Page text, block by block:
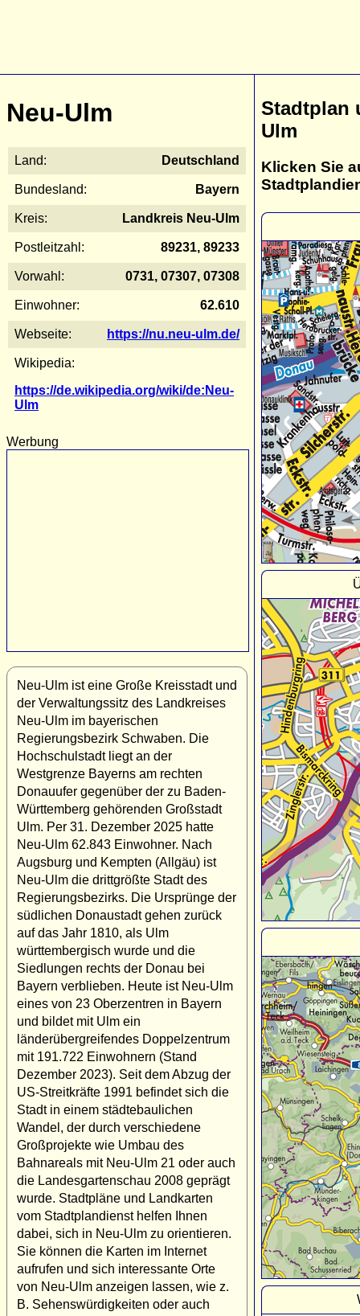
Neu-Ulm
Land: Deutschland
Bundesland: Bayern
Kreis: Landkreis Neu-Ulm
Postleitzahl: 89231, 89233
Vorwahl: 0731, 07307, 07308
Einwohner: 62.610
Webseite: https://nu.neu-ulm.de/
Wikipedia:
https://de.wikipedia.org/wiki/de:Neu-
Ulm
Werbung
Neu-Ulm ist eine Große Kreisstadt und
der Verwaltungssitz des Landkreises
Neu-Ulm im bayerischen
Regierungsbezirk Schwaben. Die
Hochschulstadt liegt an der
Westgrenze Bayerns am rechten
Donauufer gegenüber der zu Baden-
Württemberg gehörenden Großstadt
Ulm. Per 31. Dezember 2025 hatte
Neu-Ulm 62.843 Einwohner. Nach
Augsburg und Kempten (Allgäu) ist
Neu-Ulm die drittgrößte Stadt des
Regierungsbezirks. Die Ursprünge der
südlichen Donaustadt gehen zurück
auf das Jahr 1810, als Ulm
württembergisch wurde und die
Siedlungen rechts der Donau bei
Bayern verblieben. Heute ist Neu-Ulm
eines von 23 Oberzentren in Bayern
und bildet mit Ulm ein
länderübergreifendes Doppelzentrum
mit 191.722 Einwohnern (Stand
Dezember 2023). Seit dem Abzug der
US-Streitkräfte 1991 befindet sich die
Stadt in einem städtebaulichen
Wandel, der durch verschiedene
Großprojekte wie Umbau des
Bahnareals mit Neu-Ulm 21 oder auch
die Landesgartenschau 2008 geprägt
wurde. Stadtpläne und Landkarten
vom Stadtplandienst helfen Ihnen
dabei, sich in Neu-Ulm zu orientieren.
Sie können die Karten im Internet
aufrufen und sich interessante Orte
von Neu-Ulm anzeigen lassen, wie z.
B. Sehenswürdigkeiten oder auch
Stadtplan
Ulm
Klicken Sie